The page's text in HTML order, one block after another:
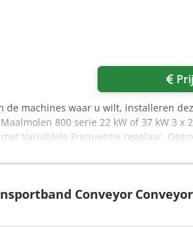
de machines waar u wilt, installeren
800 serie 22 kW of 37 kW 3 x
Variablele Frequentie regelaar,
aanpasbaar. Andere
Aflevering/tijd in overleg. Bel of
zonder deze juiste gegevens
Conveyor Conveyor